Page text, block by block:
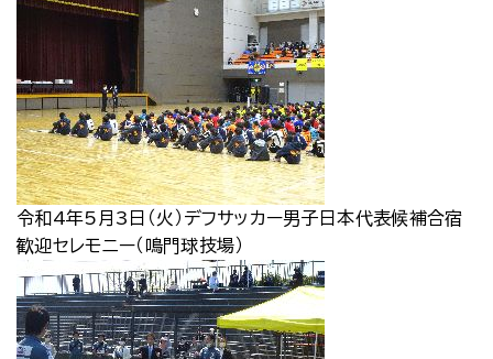
令和4年5月3日（火）デフサッカー男子日本代表候補合宿
歓迎セレモニー（鳴門球技場）